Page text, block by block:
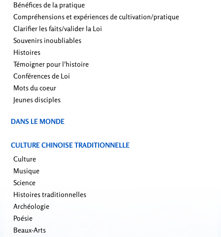
Bénéfices de la pratique
Compréhensions et expériences de cultivation/pratique
Clarifier les faits/valider la Loi
Souvenirs inoubliables
Histoires
Témoigner pour l'histoire
Conférences de Loi
Mots du coeur
Jeunes disciples
DANS LE MONDE
CULTURE CHINOISE TRADITIONNELLE
Culture
Musique
Science
Histoires traditionnelles
Archéologie
Poésie
Beaux-Arts